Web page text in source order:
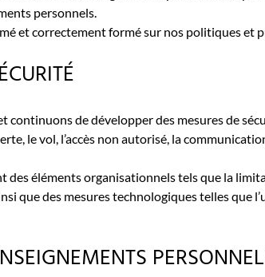
personnels.
et correctement formé sur nos politiques et
continuons de développer des mesures de
le vol, l’accès non autorisé, la
des éléments organisationnels tels que la
que des mesures technologiques telles que